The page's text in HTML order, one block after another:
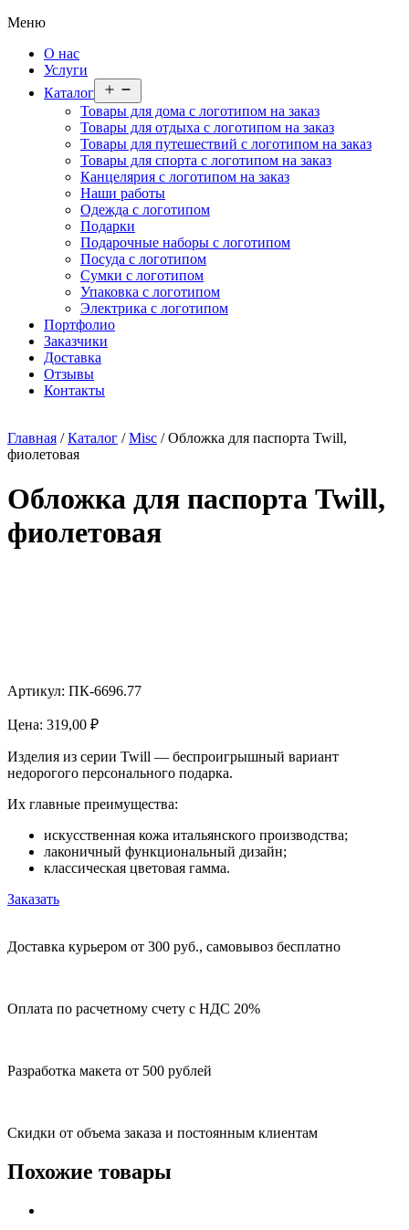
Меню
О нас
Услуги
Каталог
меню
Товары для дома с логотипом на заказ
Товары для отдыха с логотипом на заказ
Товары для путешествий с логотипом на заказ
Товары для спорта с логотипом на заказ
Канцелярия с логотипом на заказ
Наши работы
Одежда с логотипом
Подарки
Подарочные наборы с логотипом
Посуда с логотипом
Сумки с логотипом
Упаковка с логотипом
Электрика с логотипом
Портфолио
Заказчики
Доставка
Отзывы
Контакты
Главная /Каталог /Misc / Обложка для паспорта Twill,
фиолетовая
Обложка для паспорта Twill,
фиолетовая
Артикул: ПК-6696.77
Цена: 319,00 ₽
Изделия из серии Twill — беспроигрышный вариант
недорогого персонального подарка.
Их главные преимущества:
искусственная кожа итальянского производства;
лаконичный функциональный дизайн;
классическая цветовая гамма.
Заказать
Доставка курьером от 300 руб., самовывоз бесплатно
Оплата по расчетному счету с НДС 20%
Разработка макета от 500 рублей
Скидки от объема заказа и постоянным клиентам
Похожие товары